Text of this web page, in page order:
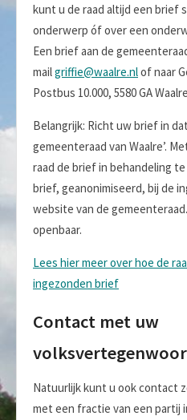
kunt u de raad altijd een brief
onderwerp óf over een
Een brief aan de
mailgriffie@waalre.nlof naar
Postbus 10.000, 5580 GA
Belangrijk: Richt uw brief in
gemeenteraad van Waalre’.
raad de brief in behandeling
brief, geanonimiseerd, bij de
website van de
openbaar.
Lees hier meer over hoe de
ingezonden brief
Contact met uw
Natuurlijk kunt u ook contact
met een fractie van een partij